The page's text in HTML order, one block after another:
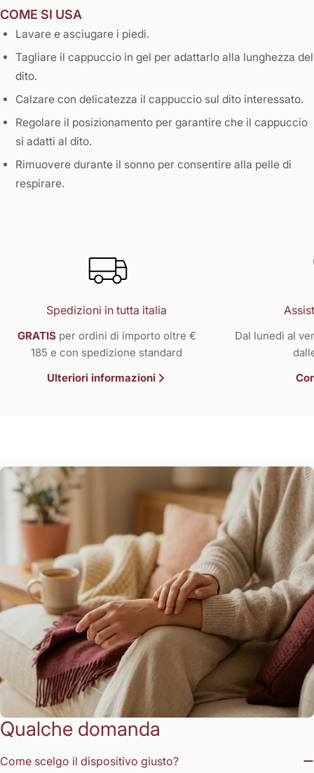
COME SI USA
Lavare e asciugare i piedi.
Tagliare il cappuccio in gel per adattarlo alla lunghezza del
dito.
Calzare con delicatezza il cappuccio sul dito interessato.
Regolare il posizionamento per garantire che il cappuccio
si adatti al dito.
Rimuovere durante il sonno per consentire alla pelle di
respirare.
Spedizioni in tutta italia
GRATIS per ordini di importo oltre €
185 e con spedizione standard
Ulteriori informazioni
Dal lunedì al
Qualche domanda
Come scelgo il dispositivo giusto?